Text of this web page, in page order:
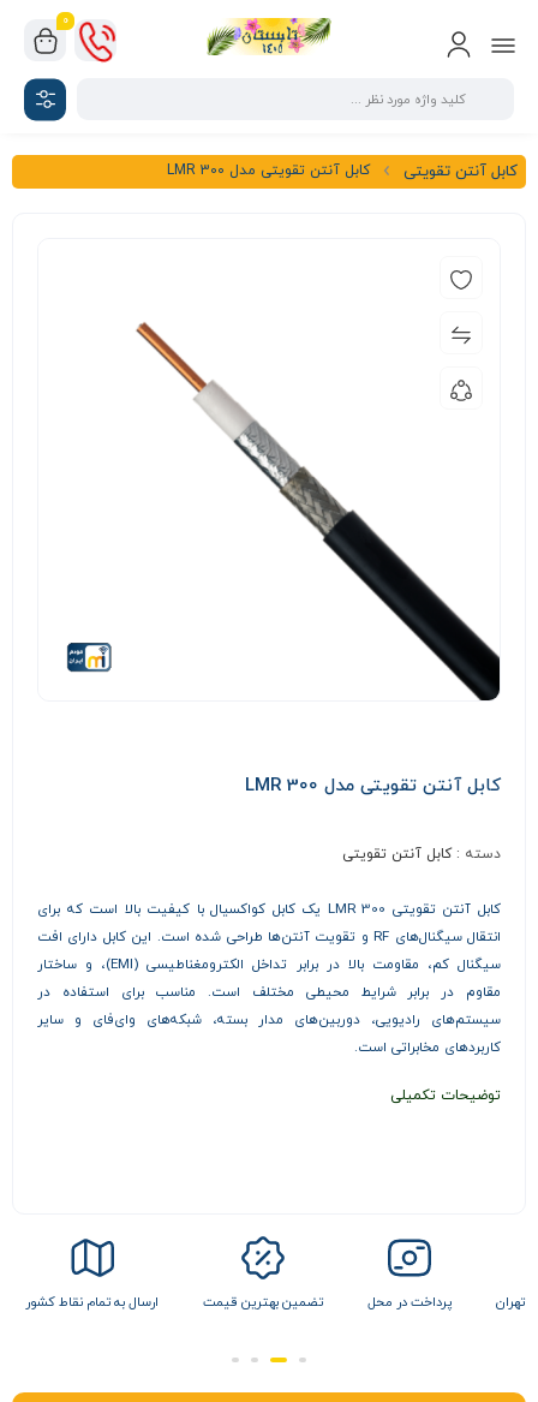
0
کابل آنتن تقویتی کابل آنتن تقویتی مدل LMR 300
کابل آنتن تقویتی مدل LMR 300
دسته :کابل آنتن تقویتی
کابل آنتن تقویتی LMR 300 یک کابل کواکسیال با کیفیت بالا است که برای
انتقال سیگنال‌های RF و تقویت آنتن‌ها طراحی شده است. این کابل دارای افت
سیگنال کم، مقاومت بالا در برابر تداخل الکترومغناطیسی (EMI)، و ساختار
مقاوم در برابر شرایط محیطی مختلف است. مناسب برای استفاده در
سیستم‌های رادیویی، دوربین‌های مدار بسته، شبکه‌های وای‌فای و سایر
کاربردهای مخابراتی است.
توضیحات تکمیلی
تهران پرداخت در محل تضمین بهترین قیمت ارسال به تمام نقاط کشور